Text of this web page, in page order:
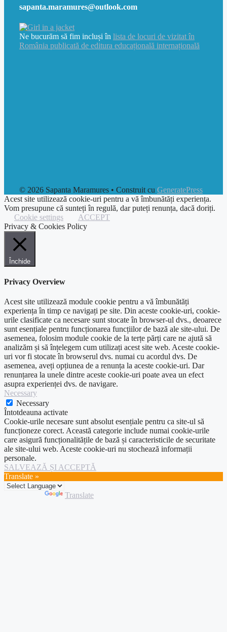
sapanta.maramures@outlook.com
Ne bucurăm să fim incluși în lista de locuri de vizitat în
România publicată de editura educațională internațională
© 2026 Sapanta Maramures • Construit cu GeneratePress
Acest site utilizează cookie-uri pentru a vă îmbunătăți experiența.
Vom presupune că sunteți în regulă, dar puteți renunța, dacă doriți.
Cookie settings
ACCEPT
Privacy & Cookies Policy
Închide
Privacy Overview
Acest site utilizează module cookie pentru a vă îmbunătăți
experiența în timp ce navigați pe site. Din aceste cookie-uri, cookie-
urile clasificate ca necesare sunt stocate în browser-ul dvs., deoarece
sunt esențiale pentru funcționarea funcțiilor de bază ale site-ului. De
asemenea, folosim module cookie de la terțe părți care ne ajută să
analizăm și să înțelegem cum utilizați acest site web. Aceste cookie-
uri vor fi stocate în browserul dvs. numai cu acordul dvs. De
asemenea, aveți opțiunea de a renunța la aceste cookie-uri. Dar
renunțarea la unele dintre aceste cookie-uri poate avea un efect
asupra experienței dvs. de navigare.
Necessary
Necessary
Întotdeauna activate
Cookie-urile necesare sunt absolut esențiale pentru ca site-ul să
funcționeze corect. Această categorie include numai cookie-urile
care asigură funcționalitățile de bază și caracteristicile de securitate
ale site-ului web. Aceste cookie-uri nu stochează informații
personale.
SALVEAZĂ ȘI ACCEPTĂ
Translate »
Translate